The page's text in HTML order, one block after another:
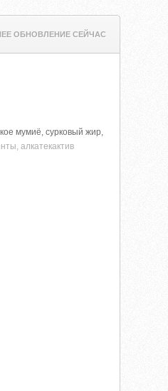
ОБНОВЛЕНИЕ СЕЙЧАС
мумиё, сурковый жир,
алкатекактив